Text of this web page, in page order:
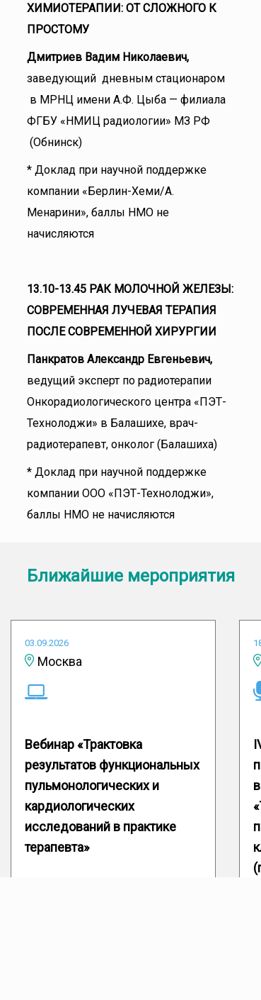
ХИМИОТЕРАПИИ: ОТ СЛОЖНОГО К
ПРОСТОМУ
Дмитриев Вадим Николаевич,
заведующий дневным стационаром
в МРНЦ имени А.Ф. Цыба — филиала
ФГБУ «НМИЦ радиологии» МЗ РФ
(Обнинск)
* Доклад при научной поддержке
компании «Берлин-Хеми/А.
Менарини», баллы НМО не
начисляются
13.10-13.45 РАК МОЛОЧНОЙ ЖЕЛЕЗЫ:
СОВРЕМЕННАЯ ЛУЧЕВАЯ ТЕРАПИЯ
ПОСЛЕ СОВРЕМЕННОЙ ХИРУРГИИ
Панкратов Александр Евгеньевич,
ведущий эксперт по радиотерапии
Онкорадиологического центра «ПЭТ-
Технолоджи» в Балашихе, врач-
радиотерапевт, онколог (Балашиха)
* Доклад при научной поддержке
компании ООО «ПЭТ-Технолоджи»,
баллы НМО не начисляются
Ближайшие мероприятия
03.09.2026
Москва
Вебинар «Трактовка
результатов функциональных
пульмонологических и
кардиологических
исследований в практике
терапевта»